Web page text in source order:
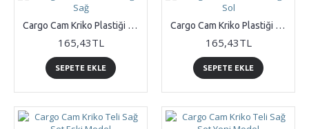
Cargo Cam Kriko Plastiği Sağ
165,43TL
SEPETE EKLE
Cargo Cam Kriko Plastiği Sol
165,43TL
SEPETE EKLE